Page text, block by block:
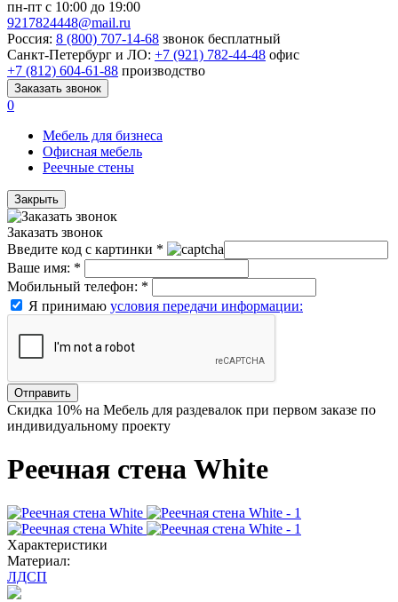
пн-пт с 10:00 до 19:00
9217824448@mail.ru
Россия: 8 (800) 707-14-68 звонок бесплатный
Санкт-Петербург и ЛО: +7 (921) 782-44-48 офис
+7 (812) 604-61-88 производство
Заказать звонок
0
Мебель для бизнеса
Офисная мебель
Реечные стены
Закрыть
Заказать звонок
Введите код с картинки *
Ваше имя: *
Мобильный телефон: *
Я принимаю условия передачи информации:
Отправить
Скидка 10% на Мебель для раздевалок при первом заказе по
индивидуальному проекту
Реечная стена White
Характеристики
Материал:
ЛДСП